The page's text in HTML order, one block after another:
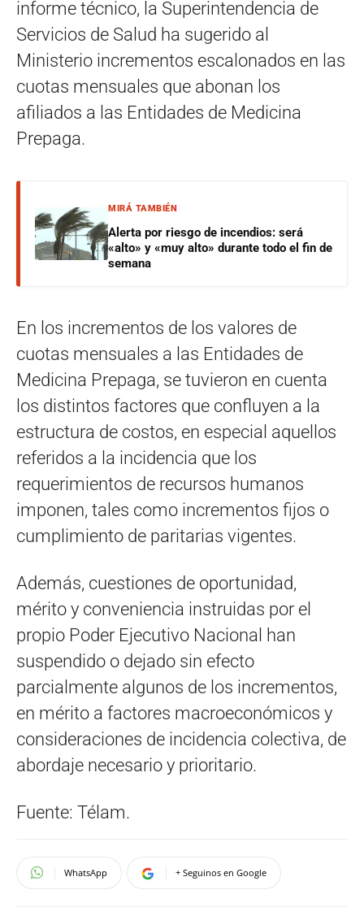
informe técnico, la Superintendencia de
Servicios de Salud ha sugerido al
Ministerio incrementos escalonados en las
cuotas mensuales que abonan los
afiliados a las Entidades de Medicina
Prepaga.
MIRÁ TAMBIÉN
Alerta por riesgo de incendios: será
«alto» y «muy alto» durante todo el fin de
semana
En los incrementos de los valores de
cuotas mensuales a las Entidades de
Medicina Prepaga, se tuvieron en cuenta
los distintos factores que confluyen a la
estructura de costos, en especial aquellos
referidos a la incidencia que los
requerimientos de recursos humanos
imponen, tales como incrementos fijos o
cumplimiento de paritarias vigentes.
Además, cuestiones de oportunidad,
mérito y conveniencia instruidas por el
propio Poder Ejecutivo Nacional han
suspendido o dejado sin efecto
parcialmente algunos de los incrementos,
en mérito a factores macroeconómicos y
consideraciones de incidencia colectiva, de
abordaje necesario y prioritario.
Fuente: Télam.
WhatsApp + Seguinos en Google